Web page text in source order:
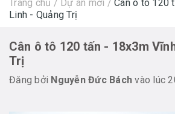
Trang chủ / Dự án mới / Cân ô tô 120
Linh - Quảng Trị
Cân ô tô 120 tấn - 18x3m
Trị
Đăng bởi Nguyễn Đức Bách vào lúc